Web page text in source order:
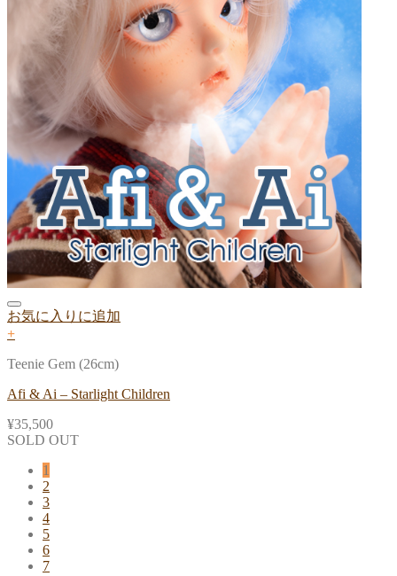
お気に入りに追加
+
Teenie Gem (26cm)
Afi & Ai – Starlight Children
¥35,500
SOLD OUT
1
2
3
4
5
6
7